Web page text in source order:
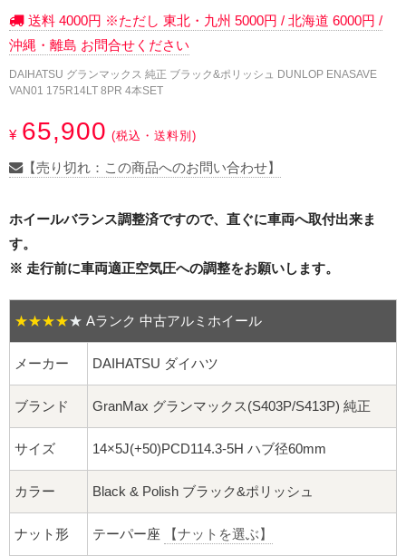
13インチ：夏タイヤホイール
14インチ：夏タイヤホイール
15インチ：夏タイヤホイール
17インチ：夏タイヤホイール
18インチ：夏タイヤホイール
19インチ：夏タイヤホイール
20インチ：夏タイヤホイール
ホイールナット
平面座ナット
ショート平面ナット
送料 4000円 ※ただし 東北・九州 5000円 / 北海道 6000円 /
沖縄・離島 お問合せください
DAIHATSU グランマックス 純正 ブラック&ポリッシュ DUNLOP ENASAVE
VAN01 175R14LT 8PR 4本SET
¥ 65,900 (税込・送料別)
【売り切れ：この商品へのお問い合わせ】
ホイールバランス調整済ですので、直ぐに車両へ取付出来ま
す。
※ 走行前に車両適正空気圧への調整をお願いします。
★★★★★ Aランク 中古アルミホイール
メーカー DAIHATSU ダイハツ
ブランド GranMax グランマックス(S403P/S413P) 純正
サイズ 14×5J(+50)PCD114.3-5H ハブ径60mm
カラー Black & Polish ブラック&ポリッシュ
ナット形 テーパー座 【ナットを選ぶ】